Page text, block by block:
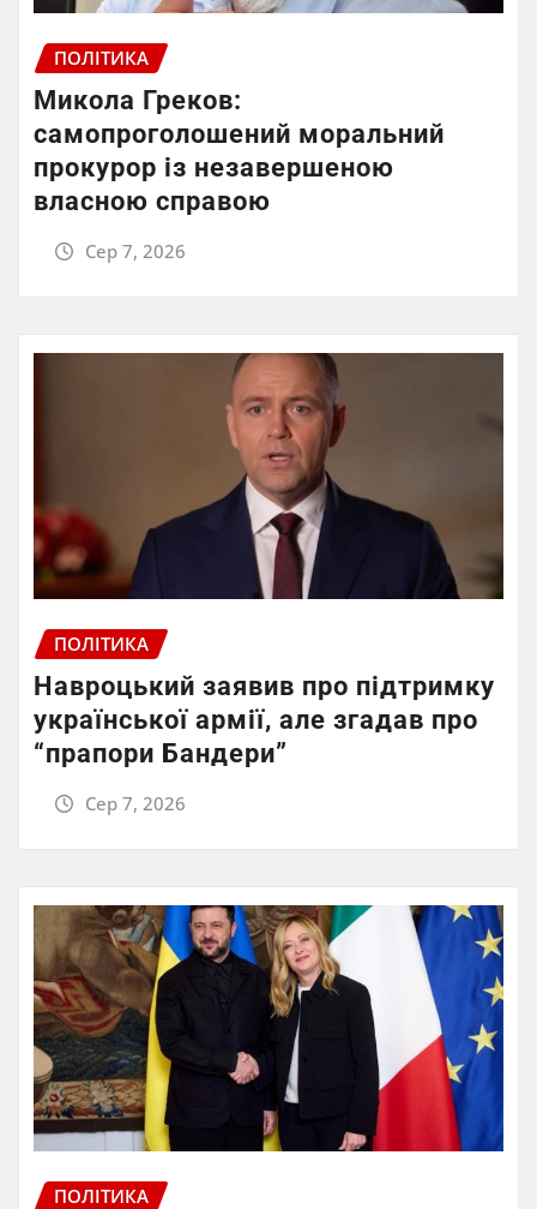
ПОЛІТИКА
Микола Греков:
самопроголошений моральний
прокурор із незавершеною
власною справою
Сер 7, 2026
ПОЛІТИКА
Навроцький заявив про підтримку
української армії, але згадав про
“прапори Бандери”
Сер 7, 2026
ПОЛІТИКА